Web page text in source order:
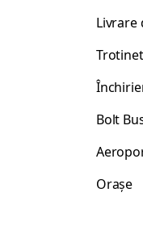
Livrare
Bolt
Orașe